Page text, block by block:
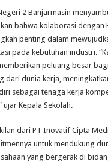
2 Banjarmasin
bahwa kolaborasi dengan
penting dalam
pada kebutuhan industri.
peluang besar
dari dunia kerja,
sebagai tenaga kerja
Kepala Sekolah.
dari PT Inovatif Cipta
untuk mendukung
yang bergerak di